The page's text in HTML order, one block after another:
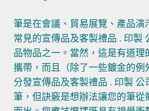
筆是在會議、貿易展覽、產品
常見的宣傳品及客製禮品 . 印製
品物品之一。當然，這是有道
攜帶，而且（除了一些鍍金的
分發宣傳品及客製禮品 . 印製
筆，但訣竅是想辦法讓您的筆